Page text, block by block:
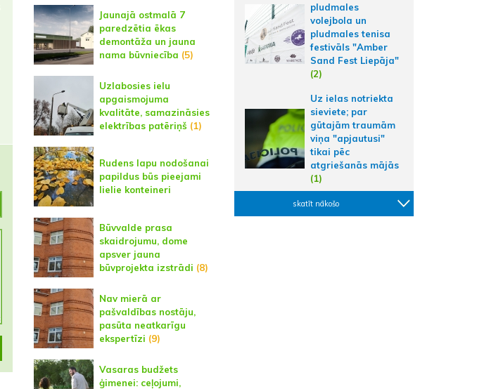
Jaunajā ostmalā 7
paredzētia ēkas
demontāža un jauna
nama būvniecība (5)
Uzlabosies ielu
apgaismojuma
kvalitāte, samazināsies
elektrības patēriņš (1)
Rudens lapu nodošanai
papildus būs pieejami
lielie konteineri
Būvvalde prasa
skaidrojumu, dome
apsver jauna
būvprojekta izstrādi (8)
Nav mierā ar
pašvaldības nostāju,
pasūta neatkarīgu
ekspertīzi (9)
Vasaras budžets
ģimenei: ceļojumi,
pludmales
volejbola un
pludmales tenisa
festivāls "Amber
Sand Fest Liepāja"
(2)
Uz ielas notriekta
sieviete; par
gūtajām traumām
viņa "apjautusi"
tikai pēc
atgriešanās mājās
(1)
skatīt nākošo